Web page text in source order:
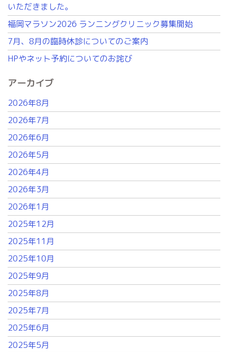
いただきました。
福岡マラソン2026 ランニングクリニック募集開始
7月、8月の臨時休診についてのご案内
HPやネット予約についてのお詫び
アーカイブ
2026年8月
2026年7月
2026年6月
2026年5月
2026年4月
2026年3月
2026年1月
2025年12月
2025年11月
2025年10月
2025年9月
2025年8月
2025年7月
2025年6月
2025年5月